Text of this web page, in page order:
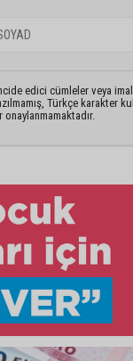
edici cümleler veya
Türkçe karakter
onaylanmamaktadır.